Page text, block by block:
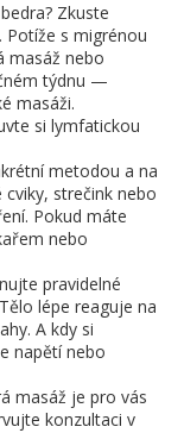
Zkuste
s migrénou
masáž nebo
týdnu —
masáži.
si lymfatickou
metodou a na
strečink nebo
Pokud máte
nebo
pravidelné
lépe reaguje na
A kdy si
napětí nebo
masáž je pro vás
konzultaci v